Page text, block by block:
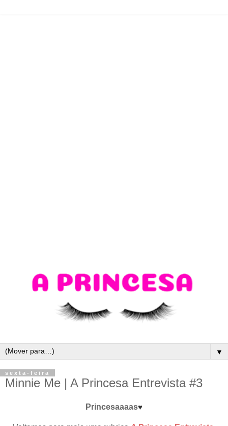
▼
sexta-feira
Minnie Me | A Princesa Entrevista #3
Princesaaaas♥